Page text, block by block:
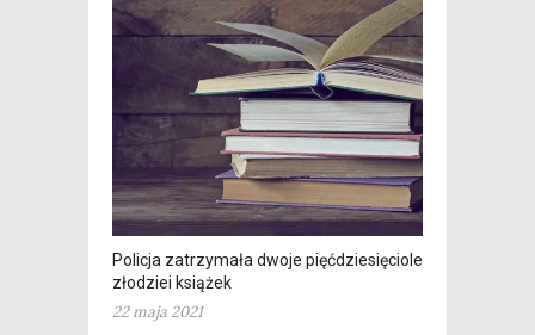
Policja zatrzymała dwoje pięćdziesięcioletnich
złodziei książek
22 maja 2021